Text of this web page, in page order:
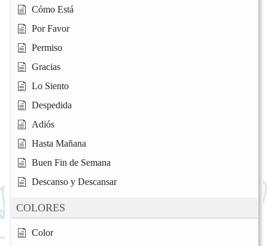
Cómo Está
Por Favor
Permiso
Gracias
Lo Siento
Despedida
Adiós
Hasta Mañana
Buen Fin de Semana
Descanso y Descansar
COLORES
Color